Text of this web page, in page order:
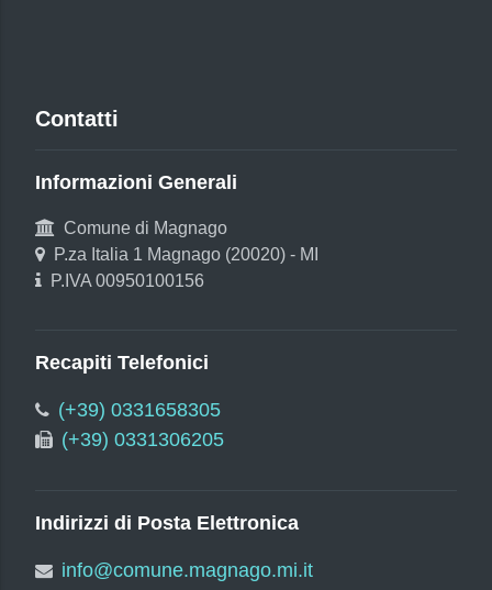
Contatti
Informazioni Generali
Comune di Magnago
P.za Italia 1 Magnago (20020) - MI
P.IVA 00950100156
Recapiti Telefonici
(+39) 0331658305
(+39) 0331306205
Indirizzi di Posta Elettronica
info@comune.magnago.mi.it